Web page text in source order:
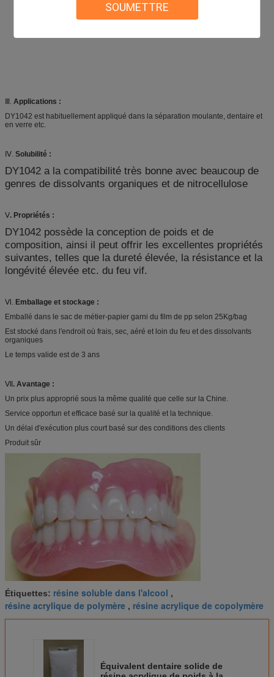
SOUMETTRE
Ⅲ. Applications :
DY1042 est habituellement appliqué dans la séparation moulante, dentaire et
en verre etc.
Ⅳ. Solubilité :
DY1042 a la compatibilité très bonne avec beaucoup de
genres de dissolvants organiques et de nitrocellulose
Ⅴ. Propriétés :
DY1042 possède la conception de poids et de
composition, ainsi il peut offrir les excellentes propriétés
suivantes, telles que la dureté élevée, la résistance et la
longévité élevée etc. du feu vif.
Ⅵ. Emballage et stockage :
Emballé dans le sac de métier-papier garni du film de pp selon 25Kg/bag
Est stocké dans l'endroit où frais, sec, aéré et loin du feu et des dissolvants
organiques
Le temps valide est de 3 ans
Ⅶ. Avantage :
Un prix plus approprié sous la même qualité que celle sur la Chine.
Service opportun et efficace basé sur la qualité et la technique.
Un délai d'exécution plus court basé sur des conditions des clients
Produit sûr
Étiquettes: résine soluble dans l'alcool ,
résine acrylique de polymère , résine acrylique de copolymère
Équivalent dentaire solide de